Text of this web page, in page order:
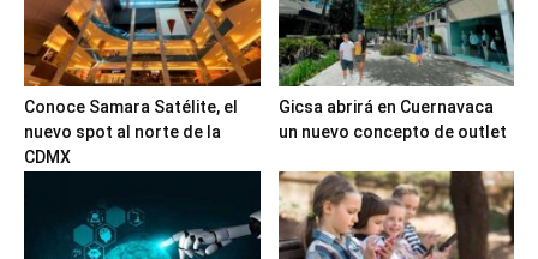
Conoce Samara Satélite, el
nuevo spot al norte de la
CDMX
Gicsa abrirá en Cuernavaca
un nuevo concepto de outlet